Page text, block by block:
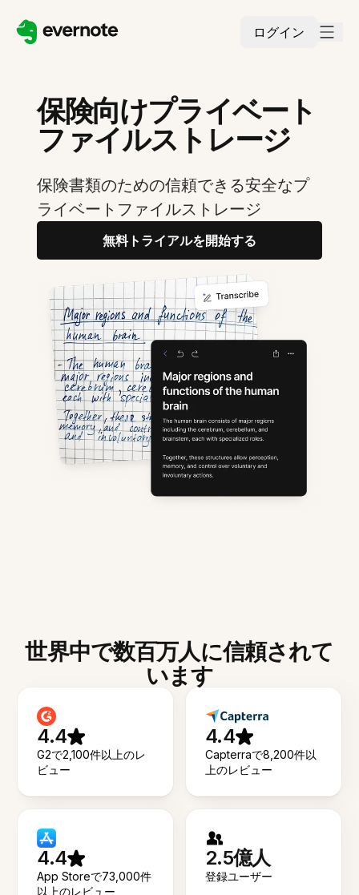
ログイン
保険向けプライベート
ファイルストレージ
保険書類のための信頼できる安全なプ
ライベートファイルストレージ
無料トライアルを開始する
世界中で数百万人に信頼されて
います
4.4
G2で2,100件以上のレ
ビュー
4.4
Capterraで8,200件以
上のレビュー
4.4
App Storeで73,000件
以上のレビュー
2.5億人
登録ユーザー